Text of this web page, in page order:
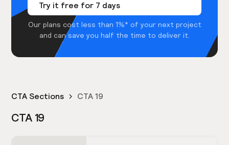
Try it free for 7 days
Our plans cost less than 1%* of your next project
and can save you half the time to deliver it.
CTA Sections CTA 19
CTA 19